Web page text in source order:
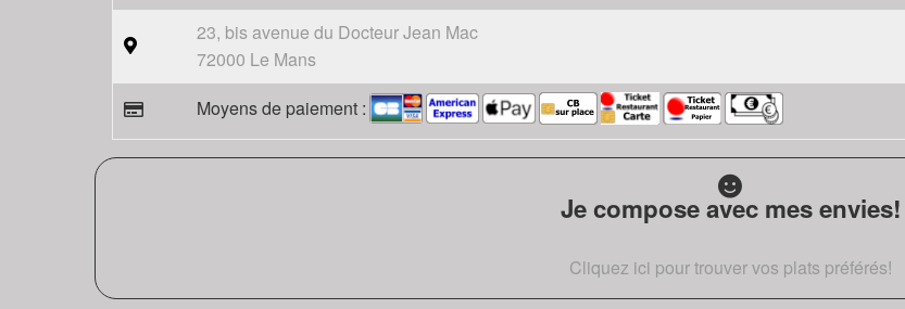
23, bis avenue du Docteur Jean Mac
72000 Le Mans
Moyens de paiement :
Je compose avec mes envies!
Cliquez ici pour trouver vos plats préférés!